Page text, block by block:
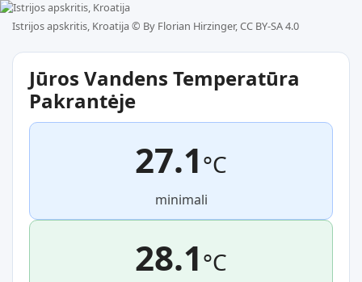
Istrijos apskritis, Kroatija © By Florian Hirzinger, CC BY-SA 4.0
Jūros Vandens Temperatūra
Pakrantėje
27.1°C
minimali
28.1°C